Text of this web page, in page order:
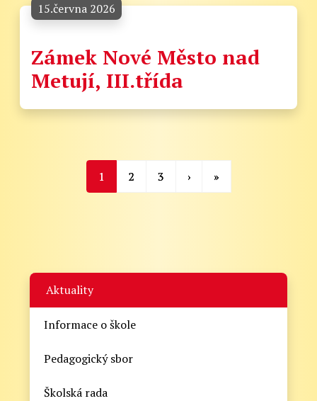
15.června 2026
Zámek Nové Město nad
Metují, III.třída
1 2 3 › »
Aktuality
Informace o škole
Pedagogický sbor
Školská rada